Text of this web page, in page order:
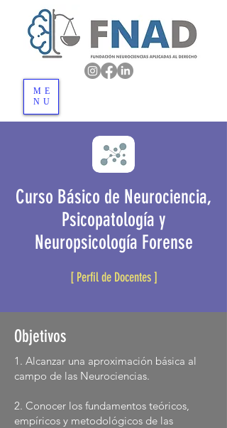
ME
NU
Curso Básico de Neurociencia,
Psicopatología y
Neuropsicología Forense
[ Perfil de Docentes ]
Objetivos
1. Alcanzar una aproximación básica al
campo de las Neurociencias.
2. Conocer los fundamentos teóricos,
empíricos y metodológicos de las